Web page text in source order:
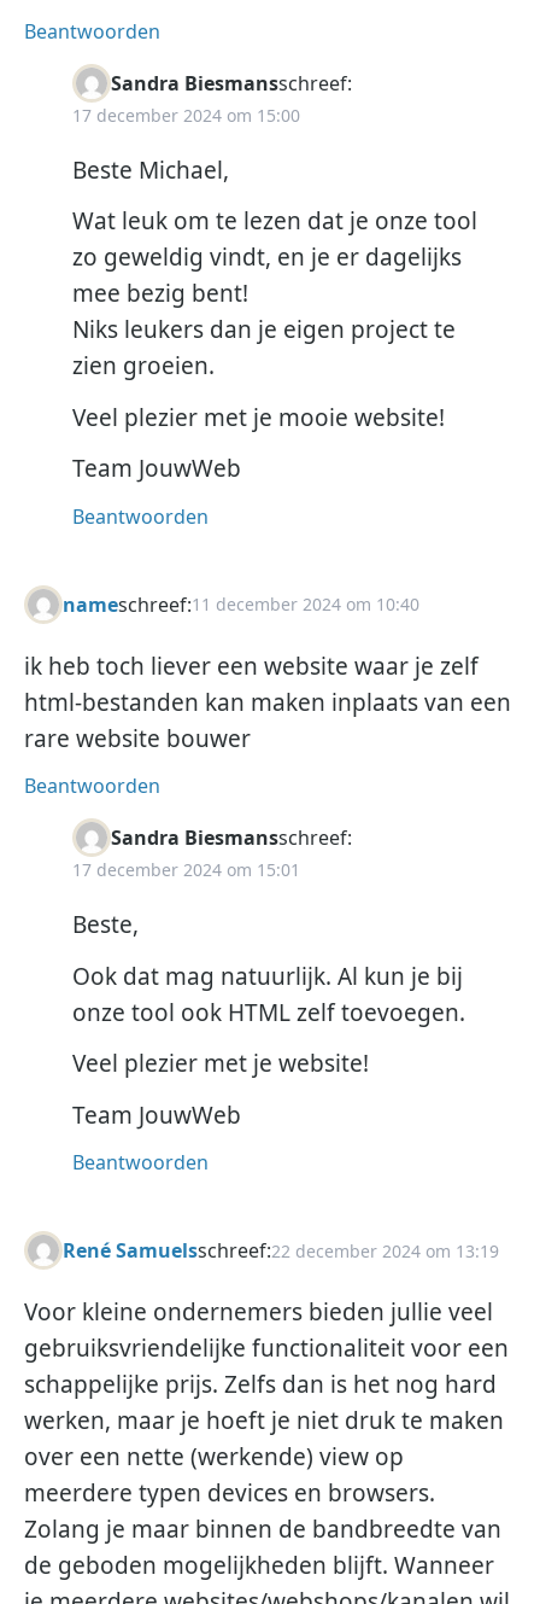
Beantwoorden
Sandra Biesmansschreef:
17 december 2024 om 15:00
Beste Michael,
Wat leuk om te lezen dat je onze tool
zo geweldig vindt, en je er dagelijks
mee bezig bent!
Niks leukers dan je eigen project te
zien groeien.
Veel plezier met je mooie website!
Team JouwWeb
Beantwoorden
nameschreef:11 december 2024 om 10:40
ik heb toch liever een website waar je zelf
html-bestanden kan maken inplaats van een
rare website bouwer
Beantwoorden
Sandra Biesmansschreef:
17 december 2024 om 15:01
Beste,
Ook dat mag natuurlijk. Al kun je bij
onze tool ook HTML zelf toevoegen.
Veel plezier met je website!
Team JouwWeb
Beantwoorden
René Samuelsschreef:22 december 2024 om 13:19
Voor kleine ondernemers bieden jullie veel
gebruiksvriendelijke functionaliteit voor een
schappelijke prijs. Zelfs dan is het nog hard
werken, maar je hoeft je niet druk te maken
over een nette (werkende) view op
meerdere typen devices en browsers.
Zolang je maar binnen de bandbreedte van
de geboden mogelijkheden blijft. Wanneer